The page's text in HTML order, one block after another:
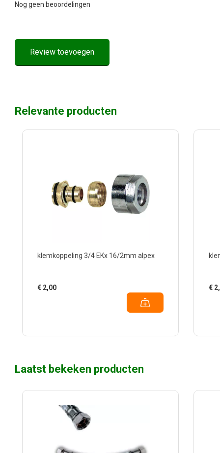
Nog geen beoordelingen
Review toevoegen
Relevante producten
klemkoppeling 3/4 EKx 16/2mm alpex
€ 2,00 €
Laatst bekeken producten